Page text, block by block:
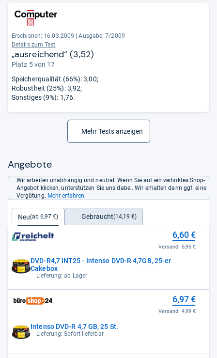
Erschienen: 16.03.2009
Ausgabe: 7/2009
Details zum Test
„ausreichend“ (3,52)
Platz 5 von 17
Speicherqualität (66%): 3,00;
Robustheit (25%): 3,92;
Sonstiges (9%): 1,76.
Mehr Tests anzeigen
Angebote
Wir arbeiten unabhängig und neutral. Wenn Sie auf ein verlinktes Shop-
Angebot klicken, unterstützen Sie uns dabei. Wir erhalten dann ggf. eine
Vergütung. Mehr erfahren
Neu(ab 6,97 €) Gebraucht(14,19 €)
DVD-R4,7 INT25 - Intenso DVD-R 4,7GB, 25-er
Cakebox
Lieferung: ab Lager
6,60 €
Versand: 5,95 €
Intenso DVD-R 4,7 GB, 25 St.
Lieferung: Sofort lieferbar
6,97 €
Versand: 4,99 €